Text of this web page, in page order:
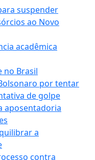
suspender
ao Novo
acadêmica
no Brasil
por tentar
de golpe
aposentadoria
a
contra